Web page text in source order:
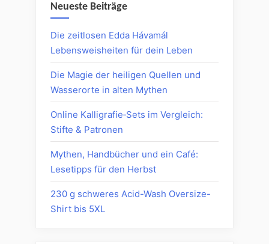
Neueste Beiträge
Die zeitlosen Edda Hávamál
Lebensweisheiten für dein Leben
Die Magie der heiligen Quellen und
Wasserorte in alten Mythen
Online Kalligrafie‑Sets im Vergleich:
Stifte & Patronen
Mythen, Handbücher und ein Café:
Lesetipps für den Herbst
230 g schweres Acid-Wash Oversize-
Shirt bis 5XL